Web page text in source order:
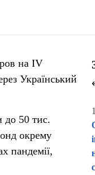
на IV
Український
до 50 тис.
окрему
пандемії,